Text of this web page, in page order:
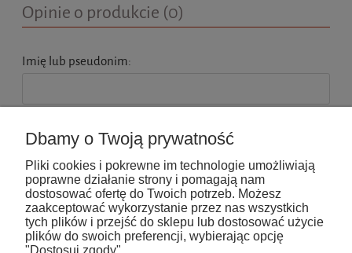
Opinie o produkcie (0)
Imię lub pseudonim:
Dbamy o Twoją prywatność
Pliki cookies i pokrewne im technologie umożliwiają
poprawne działanie strony i pomagają nam
dostosować ofertę do Twoich potrzeb. Możesz
zaakceptować wykorzystanie przez nas wszystkich
tych plików i przejść do sklepu lub dostosować użycie
plików do swoich preferencji, wybierając opcję
"Dostosuj zgody".